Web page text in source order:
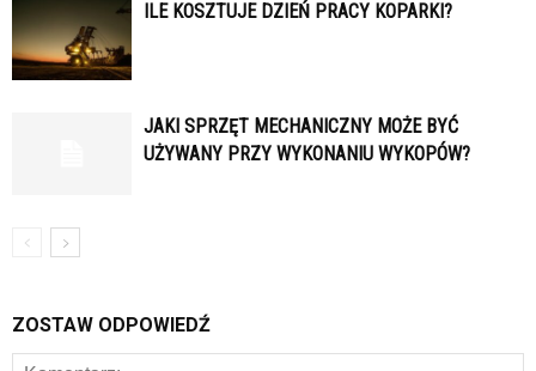
ILE KOSZTUJE DZIEŃ PRACY KOPARKI?
JAKI SPRZĘT MECHANICZNY MOŻE BYĆ
UŻYWANY PRZY WYKONANIU WYKOPÓW?
ZOSTAW ODPOWIEDŹ